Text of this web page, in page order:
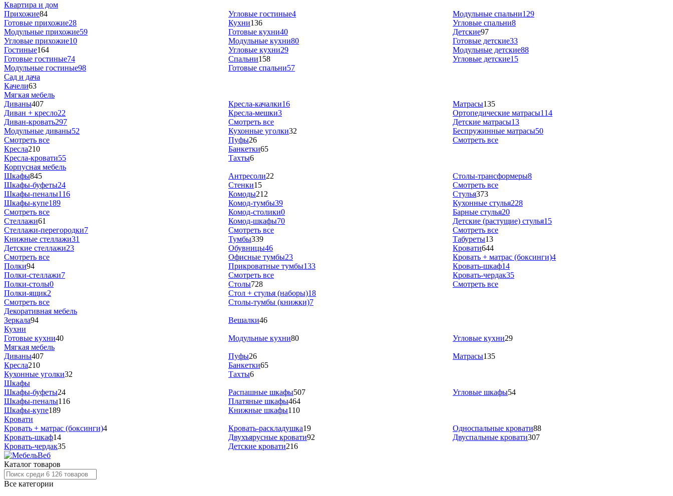
Квартира и дом
Прихожие84
Готовые прихожие28
Модульные прихожие59
Угловые прихожие10
Гостиные164
Готовые гостиные74
Модульные гостиные98
Угловые гостиные4
Кухни136
Готовые кухни40
Модульные кухни80
Угловые кухни29
Спальни158
Готовые спальни57
Модульные спальни129
Угловые спальни8
Детские97
Готовые детские33
Модульные детские88
Угловые детские15
Сад и дача
Качели63
Мягкая мебель
Диваны407
Диван + кресло22
Диван-кровать297
Модульные диваны52
Смотреть все
Кресла210
Кресла-кровати55
Кресла-качалки16
Кресла-мешки3
Смотреть все
Кухонные уголки32
Пуфы26
Банкетки65
Тахты6
Матрасы135
Ортопедические матрасы114
Детские матрасы13
Беспружинные матрасы50
Смотреть все
Корпусная мебель
Шкафы845
Шкафы-буфеты24
Шкафы-пеналы116
Шкафы-купе189
Смотреть все
Стеллажи61
Стеллажи-перегородки7
Книжные стеллажи31
Детские стеллажи23
Смотреть все
Полки94
Полки-стеллажи7
Полки-столы0
Полки-ящик2
Смотреть все
Антресоли22
Стенки15
Комоды212
Комод-тумбы39
Комод-столики0
Комод-шкафы70
Смотреть все
Тумбы339
Обувницы46
Офисные тумбы23
Прикроватные тумбы133
Смотреть все
Столы728
Стол + стулья (наборы)18
Столы-тумбы (книжки)7
Столы-трансформеры8
Смотреть все
Стулья373
Кухонные стулья228
Барные стулья20
Детские (растущие) стулья15
Смотреть все
Табуреты13
Кровати644
Кровать + матрас (боксинги)4
Кровать-шкаф14
Кровать-чердак35
Смотреть все
Декоративная мебель
Зеркала94 Вешалки46
Кухни
Готовые кухни40 Модульные кухни80 Угловые кухни29
Мягкая мебель
Диваны407
Кресла210
Кухонные уголки32
Пуфы26
Банкетки65
Тахты6
Матрасы135
Шкафы
Шкафы-буфеты24
Шкафы-пеналы116
Шкафы-купе189
Распашные шкафы507
Платяные шкафы464
Книжные шкафы110
Угловые шкафы54
Кровати
Кровать + матрас (боксинги)4
Кровать-шкаф14
Кровать-чердак35
Кровать-раскладушка19
Двухъярусные кровати92
Детские кровати216
Односпальные кровати88
Двуспальные кровати307
Каталог товаров
Все категории